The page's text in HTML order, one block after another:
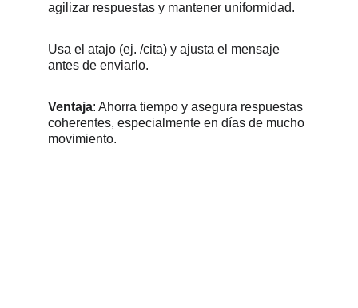
agilizar respuestas y mantener uniformidad.
Usa el atajo (ej. /cita) y ajusta el mensaje
antes de enviarlo.
Ventaja: Ahorra tiempo y asegura respuestas
coherentes, especialmente en días de mucho
movimiento.